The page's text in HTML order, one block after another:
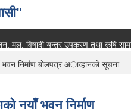
विषादी यन्त्र उपकरण तथा कृषि
निर्माण बाेलपत्र अाव्हानकाे सूचना
नयाँ भवन निर्माण